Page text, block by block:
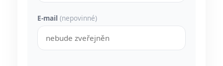
E-mail (nepovinné)